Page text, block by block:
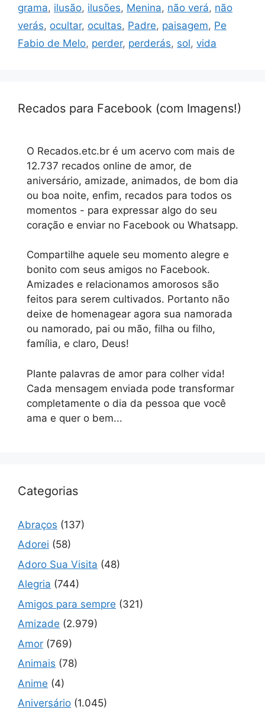
grama, ilusão, ilusões, Menina, não verá, não
verás, ocultar, ocultas, Padre, paisagem, Pe
Fabio de Melo, perder, perderás, sol, vida
Recados para Facebook (com Imagens!)
O Recados.etc.br é um acervo com mais de
12.737 recados online de amor, de
aniversário, amizade, animados, de bom dia
ou boa noite, enfim, recados para todos os
momentos - para expressar algo do seu
coração e enviar no Facebook ou Whatsapp.
Compartilhe aquele seu momento alegre e
bonito com seus amigos no Facebook.
Amizades e relacionamos amorosos são
feitos para serem cultivados. Portanto não
deixe de homenagear agora sua namorada
ou namorado, pai ou mão, filha ou filho,
família, e claro, Deus!
Plante palavras de amor para colher vida!
Cada mensagem enviada pode transformar
completamente o dia da pessoa que você
ama e quer o bem...
Categorias
Abraços (137)
Adorei (58)
Adoro Sua Visita (48)
Alegria (744)
Amigos para sempre (321)
Amizade (2.979)
Amor (769)
Animais (78)
Anime (4)
Aniversário (1.045)